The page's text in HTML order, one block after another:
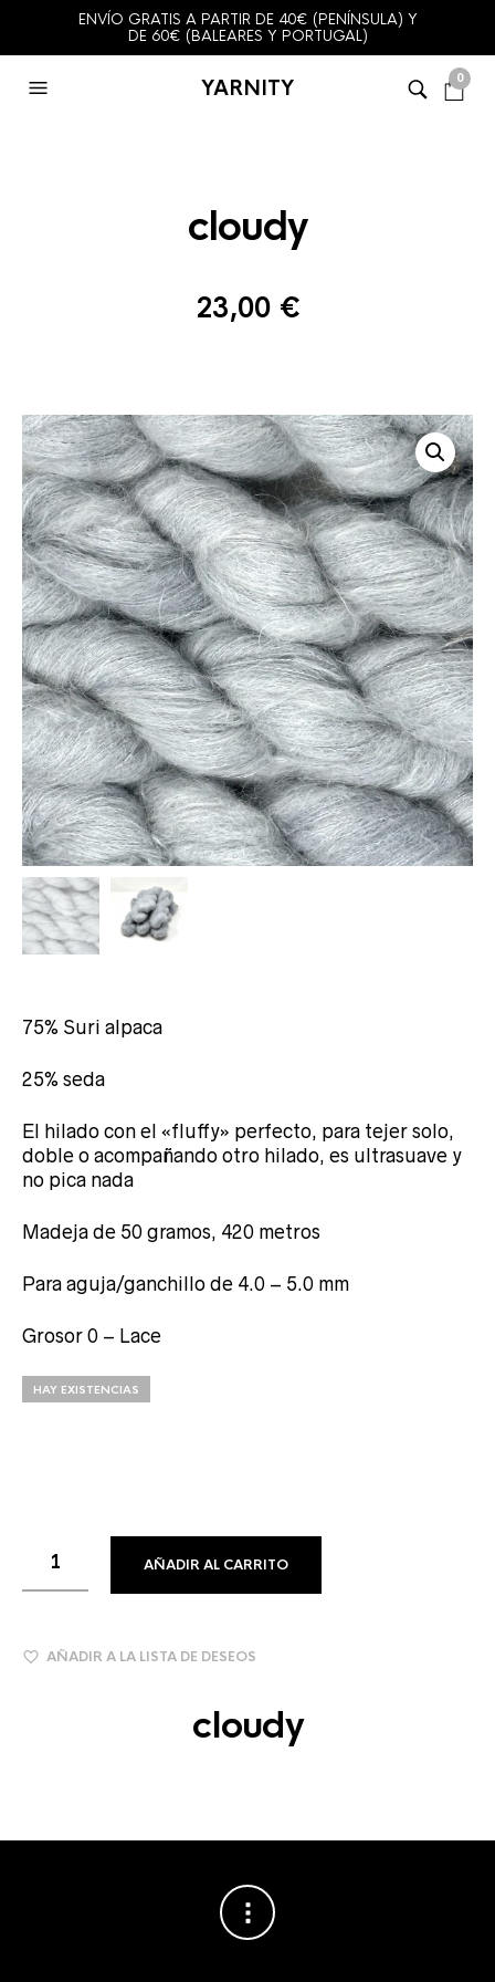
ENVÍO GRATIS A PARTIR DE 40€ (PENÍNSULA) Y
DE 60€ (BALEARES Y PORTUGAL)
YARNITY 0
cloudy
23,00 €
cloudy
75% Suri alpaca
25% seda
El hilado con el «fluffy» perfecto, para tejer solo,
doble o acompañando otro hilado, es ultrasuave y
no pica nada
Madeja de 50 gramos, 420 metros
Para aguja/ganchillo de 4.0 – 5.0 mm
Grosor 0 – Lace
HAY EXISTENCIAS
AÑADIR AL CARRITO
AÑADIR A LA LISTA DE DESEOS